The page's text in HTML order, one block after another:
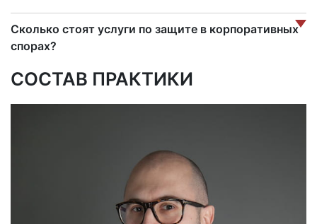
Сколько стоят услуги по защите в корпоративных
спорах?
СОСТАВ ПРАКТИКИ